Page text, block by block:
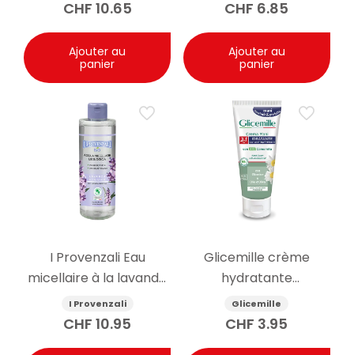
CHF 10.65
Ajouter au
panier
CHF 6.85
Ajouter au
panier
I Provenzali Eau
micellaire à la lavande
bio 400ml
I Provenzali
CHF 10.95
Glicemille crème
hydratante
antibactérienne pour
les mains 100ml
Glicemille
CHF 3.95